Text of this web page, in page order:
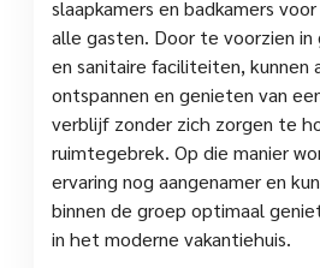
slaapkamers en badkamers
alle gasten. Door te voorzien in
en sanitaire faciliteiten, kunnen
ontspannen en genieten van
verblijf zonder zich zorgen te
ruimtegebrek. Op die manier
ervaring nog aangenamer en
binnen de groep optimaal
in het moderne vakantiehuis.